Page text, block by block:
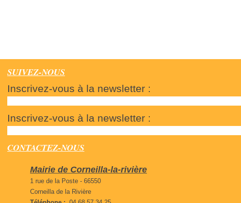
SUIVEZ-NOUS
Inscrivez-vous à la newsletter :
Inscrivez-vous à la newsletter :
CONTACTEZ-NOUS
Mairie de Corneilla-la-rivière
1 rue de la Poste - 66550
Corneilla de la Rivière